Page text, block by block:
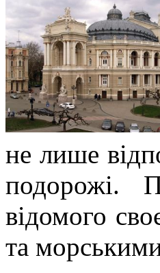
не лише
подорожі.
відомого
та